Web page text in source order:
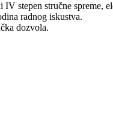
IV stepen stručne spreme,
radnog iskustva.
dozvola.